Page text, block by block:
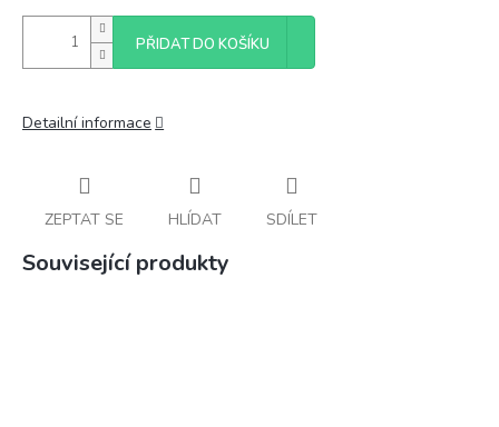
PŘIDAT DO KOŠÍKU
Detailní informace
ZEPTAT SE HLÍDAT SDÍLET
Související produkty